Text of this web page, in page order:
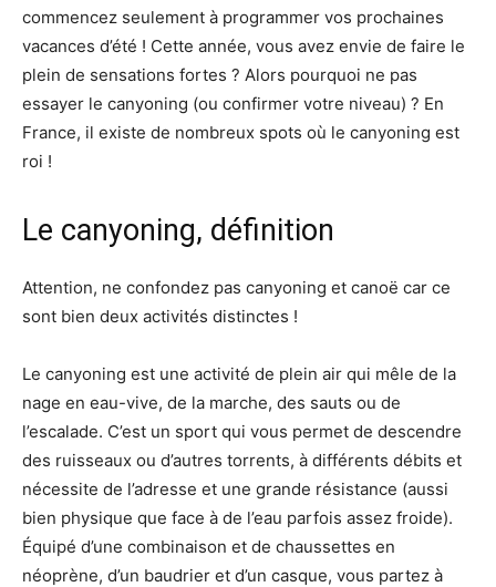
commencez seulement à programmer vos prochaines
vacances d’été ! Cette année, vous avez envie de faire le
plein de sensations fortes ? Alors pourquoi ne pas
essayer le canyoning (ou confirmer votre niveau) ? En
France, il existe de nombreux spots où le canyoning est
roi !
Le canyoning, définition
Attention, ne confondez pas canyoning et canoë car ce
sont bien deux activités distinctes !
Le canyoning est une activité de plein air qui mêle de la
nage en eau-vive, de la marche, des sauts ou de
l’escalade. C’est un sport qui vous permet de descendre
des ruisseaux ou d’autres torrents, à différents débits et
nécessite de l’adresse et une grande résistance (aussi
bien physique que face à de l’eau parfois assez froide).
Équipé d’une combinaison et de chaussettes en
néoprène, d’un baudrier et d’un casque, vous partez à